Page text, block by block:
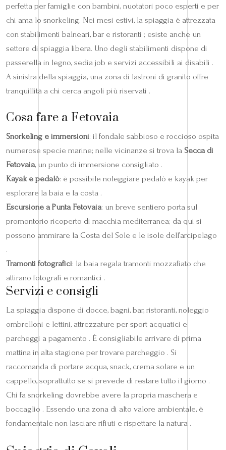
perfetta per famiglie con bambini, nuotatori poco esperti e per
chi ama lo snorkeling. Nei mesi estivi, la spiaggia è attrezzata
con stabilimenti balneari, bar e ristoranti ; esiste anche un
settore di spiaggia libera. Uno degli stabilimenti dispone di
passerella in legno, sedia job e servizi accessibili ai disabili .
A sinistra della spiaggia, una zona di lastroni di granito offre
tranquillità a chi cerca angoli più riservati .
Cosa fare a Fetovaia
Snorkeling e immersioni: il fondale sabbioso e roccioso ospita
numerose specie marine; nelle vicinanze si trova la Secca di
Fetovaia, un punto di immersione consigliato .
Kayak e pedalò: è possibile noleggiare pedalò e kayak per
esplorare la baia e la costa .
Escursione a Punta Fetovaia: un breve sentiero porta sul
promontorio ricoperto di macchia mediterranea; da qui si
possono ammirare la Costa del Sole e le isole dell’arcipelago
.
Tramonti fotografici: la baia regala tramonti mozzafiato che
attirano fotografi e romantici .
Servizi e consigli
La spiaggia dispone di docce, bagni, bar, ristoranti, noleggio
ombrelloni e lettini, attrezzature per sport acquatici e
parcheggi a pagamento . È consigliabile arrivare di prima
mattina in alta stagione per trovare parcheggio . Si
raccomanda di portare acqua, snack, crema solare e un
cappello, soprattutto se si prevede di restare tutto il giorno .
Chi fa snorkeling dovrebbe avere la propria maschera e
boccaglio . Essendo una zona di alto valore ambientale, è
fondamentale non lasciare rifiuti e rispettare la natura .